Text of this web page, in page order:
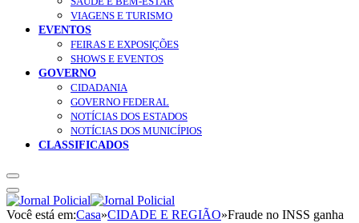
VIAGENS E TURISMO
EVENTOS
FEIRAS E EXPOSIÇÕES
SHOWS E EVENTOS
GOVERNO
CIDADANIA
GOVERNO FEDERAL
NOTÍCIAS DOS ESTADOS
NOTÍCIAS DOS MUNICÍPIOS
CLASSIFICADOS
Você está em:Casa»CIDADE E REGIÃO»Fraude no INSS ganha